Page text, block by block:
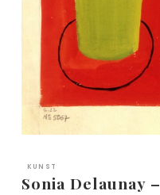
KUNST
Sonia Delaunay